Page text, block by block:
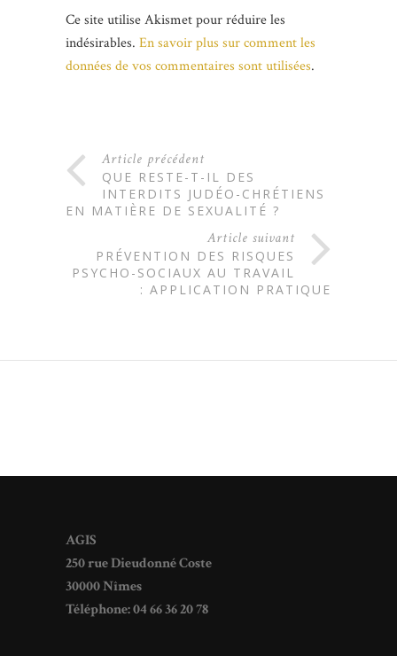
Ce site utilise Akismet pour réduire les
indésirables. En savoir plus sur comment les
données de vos commentaires sont utilisées.
Article précédent
QUE RESTE-T-IL DES
INTERDITS JUDÉO-CHRÉTIENS
EN MATIÈRE DE SEXUALITÉ ?
Article suivant
PRÉVENTION DES RISQUES
PSYCHO-SOCIAUX AU TRAVAIL
: APPLICATION PRATIQUE
AGIS
250 rue Dieudonné Coste
30000 Nîmes
Téléphone: 04 66 36 20 78